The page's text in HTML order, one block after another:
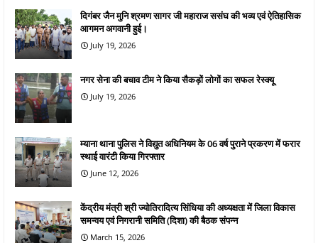
दिगंबर जैन मुनि श्रमण सागर जी महाराज ससंघ की भव्य एवं ऐतिहासिक
आगमन अगवानी हुई।
July 19, 2026
नगर सेना की बचाव टीम ने किया सैकड़ों लोगों का सफल रेस्क्यू
July 19, 2026
म्याना थाना पुलिस ने विद्युत अधिनियम के 06 वर्ष पुराने प्रकरण में फरार
स्थाई वारंटी किया गिरफ्तार
June 12, 2026
केंद्रीय मंत्री श्री ज्योतिरादित्य सिंधिया की अध्यक्षता में जिला विकास
समन्वय एवं निगरानी समिति (दिशा) की बैठक संपन्न
March 15, 2026